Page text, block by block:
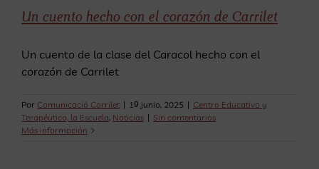
Un cuento hecho con el corazón de Carrilet
Un cuento de la clase del Caracol hecho con el
corazón de Carrilet
Por Comunicació Carrilet | 19 junio, 2025 | Centro Educativo y
Terapéutico, la Escuela, Noticias | Sin comentarios
Más información